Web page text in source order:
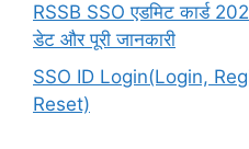
RSSB SSO एडमिट कार्ड
डेट और पूरी जानकारी
SSO ID Login(Login,
Reset)